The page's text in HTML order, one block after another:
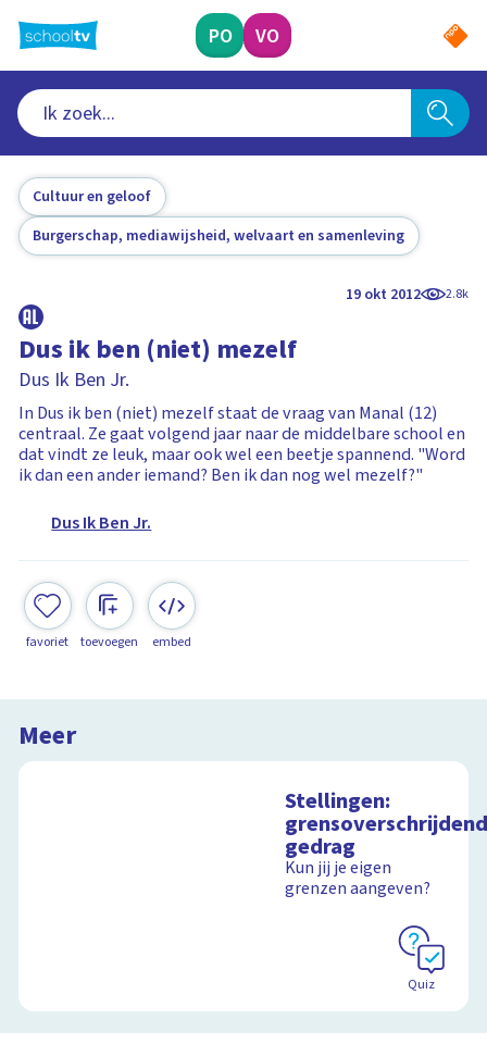
naar
hoofdinhoud
PO VO
Cultuur en geloof
Burgerschap, mediawijsheid, welvaart en samenleving
19 okt 2012 2.8k
Dus ik ben (niet) mezelf
Dus Ik Ben Jr.
In Dus ik ben (niet) mezelf staat de vraag van Manal (12)
centraal. Ze gaat volgend jaar naar de middelbare school en
dat vindt ze leuk, maar ook wel een beetje spannend. "Word
ik dan een ander iemand? Ben ik dan nog wel mezelf?"
Dus Ik Ben Jr.
favoriet toevoegen embed
Meer
Stellingen:
gedrag
Kun jij je eigen
grenzen aangeven?
Quiz